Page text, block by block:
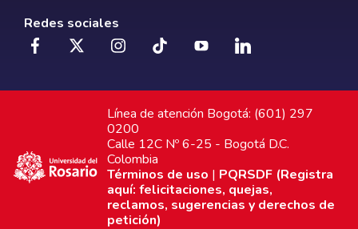
Redes sociales
Línea de atención Bogotá: (601) 297
0200
Calle 12C Nº 6-25 - Bogotá D.C.
Colombia
Términos de uso | PQRSDF (Registra
aquí: felicitaciones, quejas,
reclamos, sugerencias y derechos de
petición)